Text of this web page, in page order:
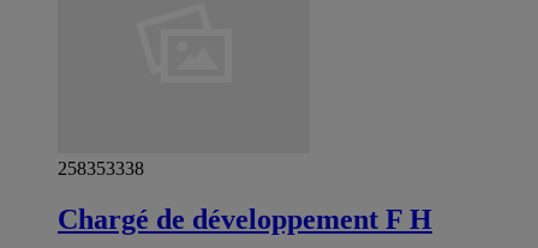
258353338
Chargé de développement F H